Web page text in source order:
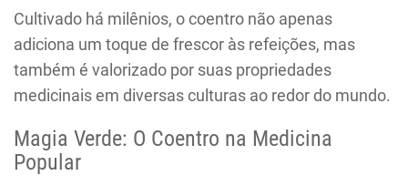
Cultivado há milênios, o coentro não apenas
adiciona um toque de frescor às refeições, mas
também é valorizado por suas propriedades
medicinais em diversas culturas ao redor do mundo.
Magia Verde: O Coentro na Medicina
Popular